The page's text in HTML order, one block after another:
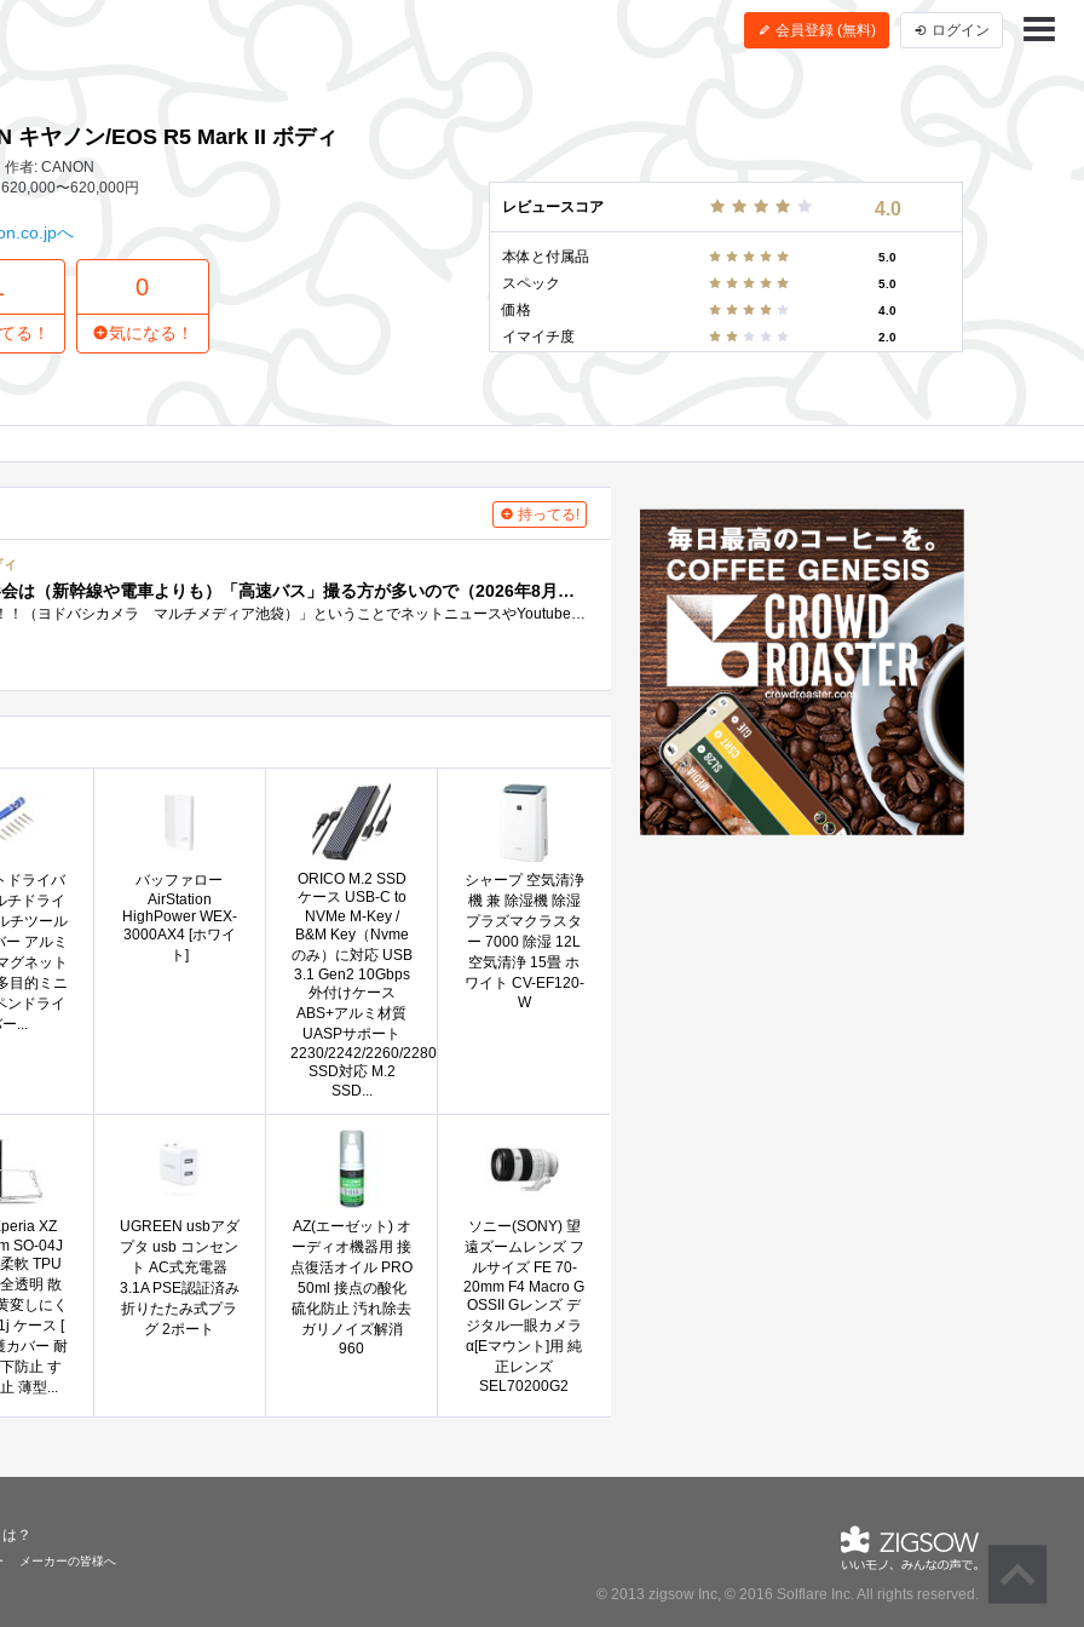
会員登録 (無料) ログイン
レビュースコア 4.0
本体と付属品 5.0
スペック 5.0
価格 4.0
イマイチ度 2.0
キヤノン/EOS R5 Mark II ボディ
者: CANON
〜620,000円
へ
る！
0
気になる！
持ってる!
旅行先では写真を、公共交通撮影会は（新幹線や電車よりも）「高速バス」撮る方が多いので（2026年8月 (カメラ内の)ニューラルネットワークノ�...
先日「ヨドバシカメラ新店舗オープン！！（ヨドバシカメラ マルチメディア池袋）」ということでネットニュースやYoutube等で話題になりました�...
ドライバ
チドライ
チツール
アルミ
グネット
目的ミニ
ンドライ
...
バッファロー
AirStation
HighPower WEX-
3000AX4 [ホワイ
ト]
ORICO M.2 SSD
ケース USB-C to
NVMe M-Key /
B&M Key（Nvme
のみ）に対応 USB
3.1 Gen2 10Gbps
外付けケース
ABS+アルミ材質
UASPサポート
2230/2242/2260/2280
SSD対応 M.2
SSD...
シャープ 空気清浄
機 兼 除湿機 除湿
プラズマクラスタ
ー 7000 除湿 12L
空気清浄 15畳 ホ
ワイト CV-EF120-
W
XZ
SO-04J
軟 TPU
透明 散
変しにく
ケース [
カバー 耐
防止 す
薄型...
UGREEN usbアダ
プタ usb コンセン
ト AC式充電器
3.1A PSE認証済み
折りたたみ式プラ
グ 2ポート
AZ(エーゼット) オ
ーディオ機器用 接
点復活オイル PRO
50ml 接点の酸化
硫化防止 汚れ除去
ガリノイズ解消
960
ソニー(SONY) 望
遠ズームレンズ フ
ルサイズ FE 70-
20mm F4 Macro G
OSSII Gレンズ デ
ジタル一眼カメラ
α[Eマウント]用 純
正レンズ
SEL70200G2
？
メーカーの皆様へ
© 2013 zigsow Inc, © 2016 Solflare Inc. All rights reserved.